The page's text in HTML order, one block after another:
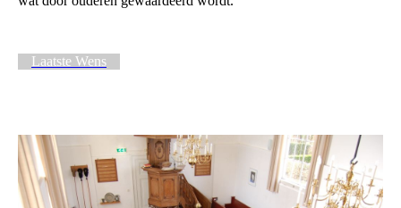
Laatste Wens